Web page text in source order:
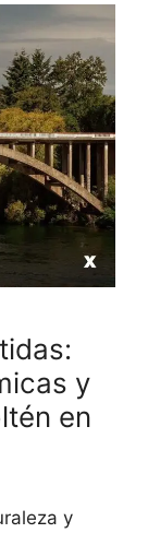
y
en
y